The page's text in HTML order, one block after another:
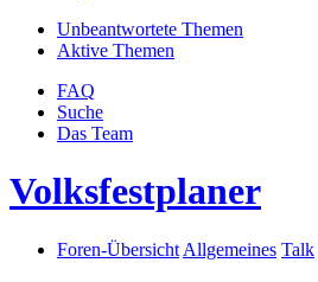
Unbeantwortete Themen
Aktive Themen
FAQ
Suche
Das Team
Volksfestplaner
Foren-Übersicht Allgemeines Talk